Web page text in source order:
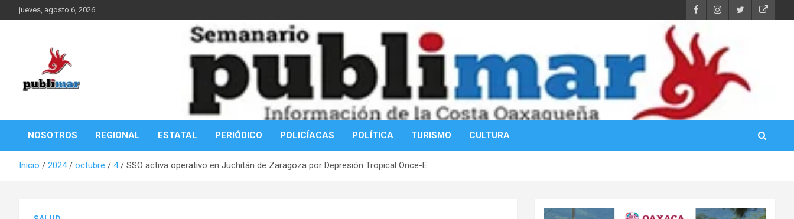
Saltar
al
jueves, agosto 6, 2026
PubliMar
NOSOTROS REGIONAL ESTATAL PERIÓDICO POLICÍACAS POLÍTICA TURISMO CULTURA
Inicio 2024 octubre 4 SSO activa operativo en Juchitán de Zaragoza por Depresión Tropical Once-E